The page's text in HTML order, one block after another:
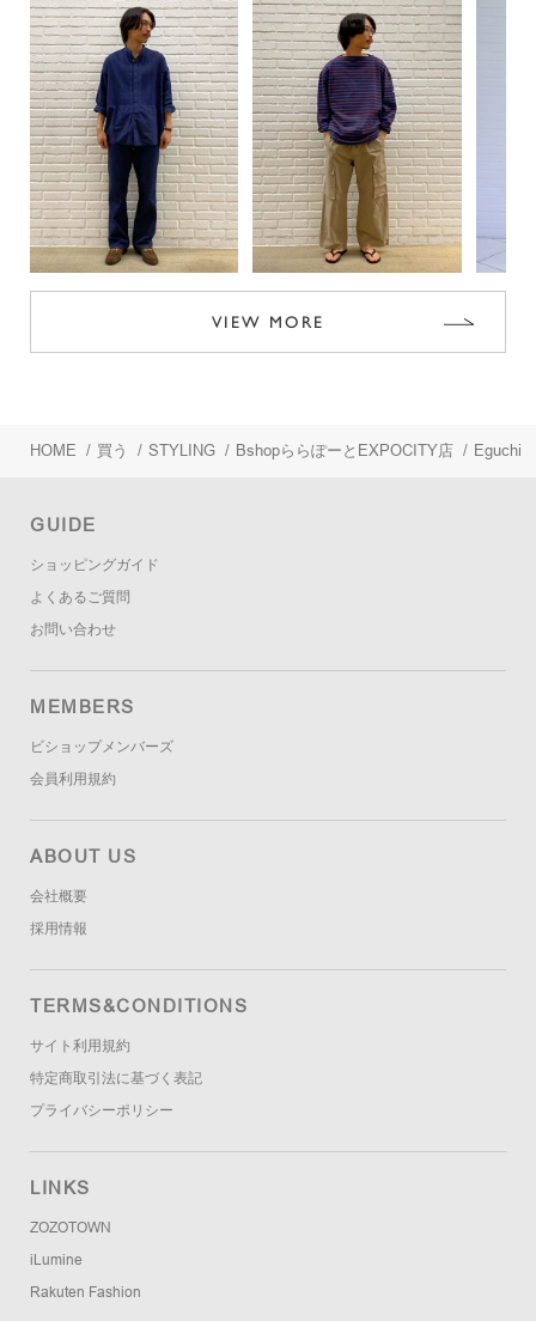
VIEW MORE
HOME / 買う / STYLING / BshopららぽーとEXPOCITY店 / Eguchi
GUIDE
ショッピングガイド
よくあるご質問
お問い合わせ
MEMBERS
ビショップメンバーズ
会員利用規約
ABOUT US
会社概要
採用情報
TERMS&CONDITIONS
サイト利用規約
特定商取引法に基づく表記
プライバシーポリシー
LINKS
ZOZOTOWN
iLumine
Rakuten Fashion